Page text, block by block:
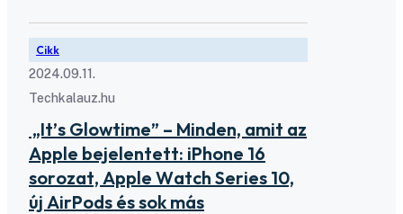
Cikk
2024.09.11.
Techkalauz.hu
„It’s Glowtime” – Minden, amit az
Apple bejelentett: iPhone 16
sorozat, Apple Watch Series 10,
új AirPods és sok más